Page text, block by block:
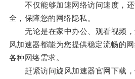
不仅能够加速网络访问速度，还
全，保障您的网络隐私。
无论是在家中办公、观看视频，
风加速器都能为您提供稳定流畅的
各种网络需求。
赶紧访问旋风加速器官网下载，